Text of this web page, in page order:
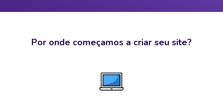
Por onde começamos a criar seu site?